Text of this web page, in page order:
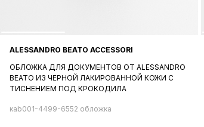
ALESSANDRO BEATO ACCESSORI
ОБЛОЖКА ДЛЯ ДОКУМЕНТОВ ОТ ALESSANDRO
BEATO ИЗ ЧЕРНОЙ ЛАКИРОВАННОЙ КОЖИ С
ТИСНЕНИЕМ ПОД КРОКОДИЛА
кab001-4499-6552 обложка